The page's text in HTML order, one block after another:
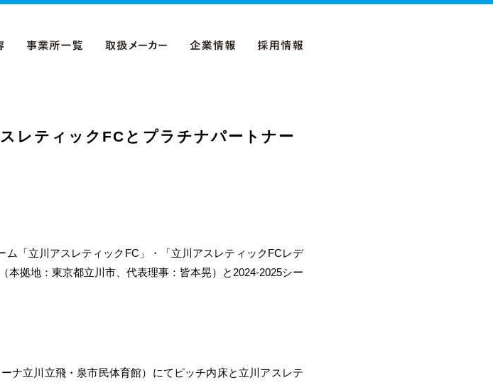
レティックFCとプラチナパートナー
「立川アスレティックFC」・「立川アスレティックFCレデ
本拠地：東京都立川市、代表理事：皆本晃）と2024-2025シー
ナ立川立飛・泉市民体育館）にてピッチ内床と立川アスレテ